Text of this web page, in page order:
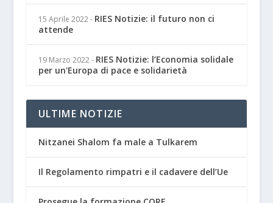
15 Aprile 2022 - RIES Notizie: il futuro non ci
attende
19 Marzo 2022 - RIES Notizie: l’Economia solidale
per un'Europa di pace e solidarietà
ULTIME NOTIZIE
Nitzanei Shalom fa male a Tulkarem
Il Regolamento rimpatri e il cadavere dell’Ue